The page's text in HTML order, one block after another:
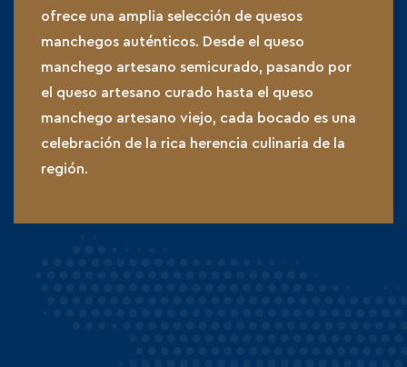
ofrece una amplia selección de quesos
manchegos auténticos. Desde el queso
manchego artesano semicurado, pasando por
el queso artesano curado hasta el queso
manchego artesano viejo, cada bocado es una
celebración de la rica herencia culinaria de la
región.